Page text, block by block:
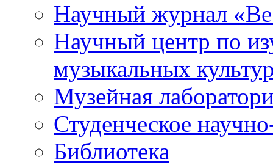
Научный журнал
Научный центр по
музыкальных
Музейная
Студенческое
Библиотека